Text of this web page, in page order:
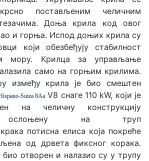
постављеним челичним
Доња крила код овог
и горња. Испод доњих крила су
који обезбеђују стабилност
мору. Крилца за управљање
само на горњим крилима.
између крила је био смештен
Suiza 8Aa V8 снаге 110 kW, који је
на челичну конструкцију
ослоњену на труп
потисна елиса која покреће
од дрвета фиксног корака.
био отворен и налазио су у трупу